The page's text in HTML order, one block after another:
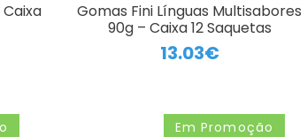
Gomas Fini Línguas Multisabores
90g – Caixa 12 Saquetas
13.03€
Em Promoção